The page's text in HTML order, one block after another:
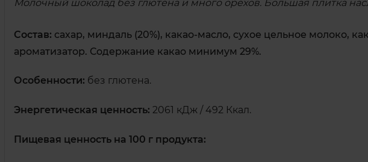
Молочный шоколад без глютена и много орехов. Большая плитка
Состав: сахар, миндаль (20%), какао-масло, сухое цельное молоко,
ароматизатор. Содержание какао минимум 29%.
Особенности: без глютена.
Энергетическая ценность: 2061 кДж / 492 Ккал.
Пищевая ценность на 100 г продукта: